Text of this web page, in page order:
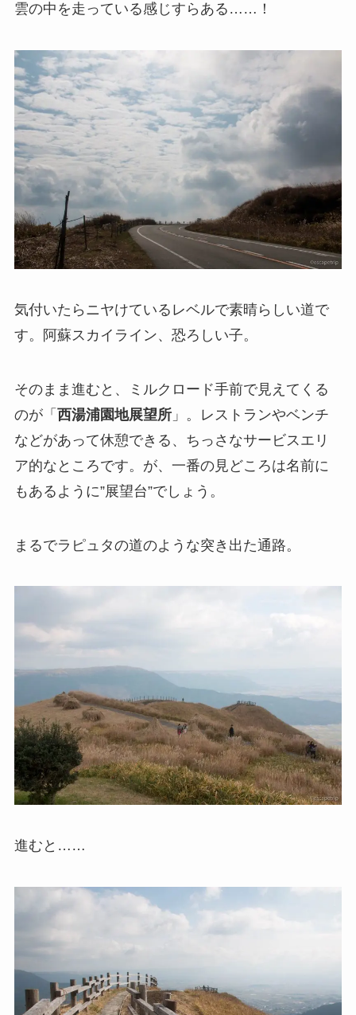
雲の中を走っている感じすらある……！
気付いたらニヤけているレベルで素晴らしい道で
す。阿蘇スカイライン、恐ろしい子。
そのまま進むと、ミルクロード手前で見えてくる
のが「 西湯浦園地展望所」。レストランやベンチ
などがあって休憩できる、ちっさなサービスエリ
ア的なところです。が、一番の見どころは名前に
もあるように”展望台”でしょう。
まるでラピュタの道のような突き出た通路。
進むと……